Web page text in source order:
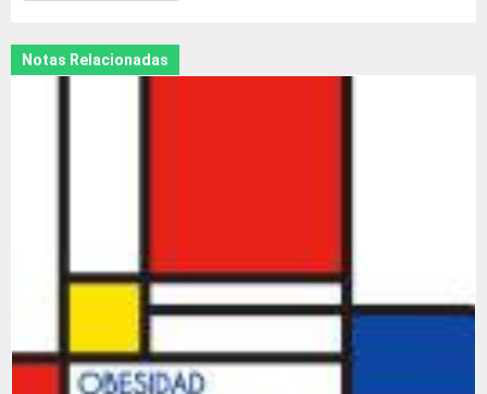
Notas Relacionadas